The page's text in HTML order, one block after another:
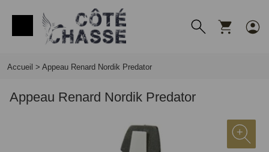
Accueil > Appeau Renard Nordik Predator
Appeau Renard Nordik Predator